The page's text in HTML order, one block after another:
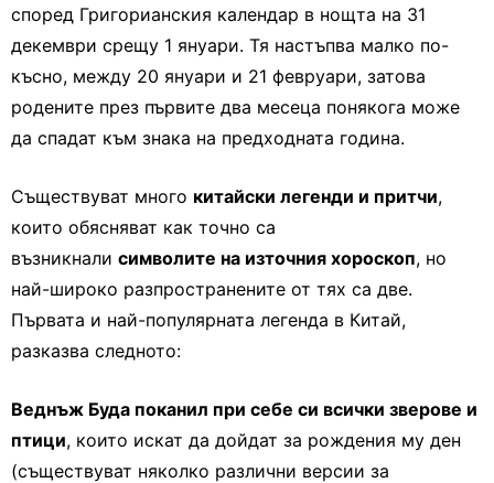
според Григорианския календар в нощта на 31
декември срещу 1 януари. Тя настъпва малко по-
късно, между 20 януари и 21 февруари, затова
родените през първите два месеца понякога може
да спадат към знака на предходната година.
Съществуват много китайски легенди и притчи,
които обясняват как точно са
възникнали символите на източния хороскоп, но
най-широко разпространените от тях са две.
Първата и най-популярната легенда в Китай,
разказва следното:
Веднъж Буда поканил при себе си всички зверове и
птици, които искат да дойдат за рождения му ден
(съществуват няколко различни версии за